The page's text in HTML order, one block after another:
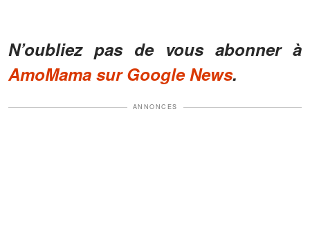
N’oubliez pas de vous abonner à
AmoMama sur Google News.
ANNONCES